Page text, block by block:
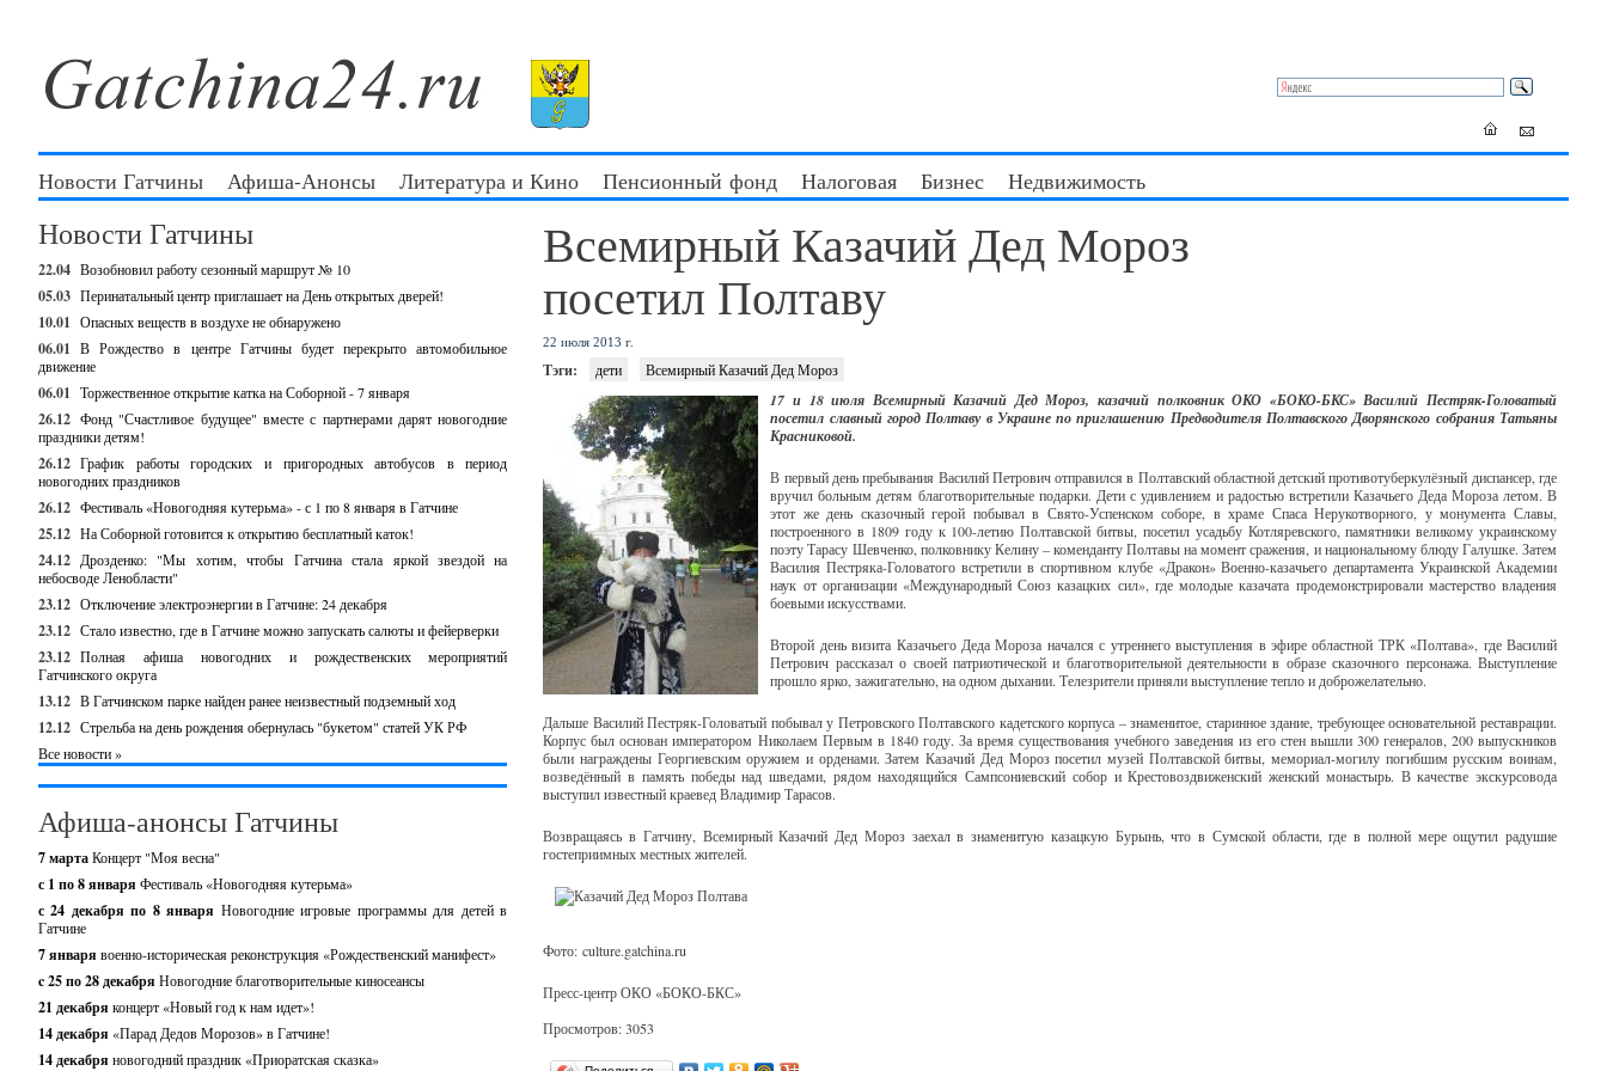
Новости Гатчины Афиша-Анонсы Литература и Кино Пенсионный фонд Налоговая Бизнес Недвижимость
Новости Гатчины
22.04 Возобновил работу сезонный маршрут № 10
05.03 Перинатальный центр приглашает на День открытых дверей!
10.01 Опасных веществ в воздухе не обнаружено
06.01 В Рождество в центре Гатчины будет перекрыто автомобильное
движение
06.01 Торжественное открытие катка на Соборной - 7 января
26.12 Фонд "Счастливое будущее" вместе с партнерами дарят новогодние
праздники детям!
26.12 График работы городских и пригородных автобусов в период
новогодних праздников
26.12 Фестиваль «Новогодняя кутерьма» - с 1 по 8 января в Гатчине
25.12 На Соборной готовится к открытию бесплатный каток!
24.12 Дрозденко: "Мы хотим, чтобы Гатчина стала яркой звездой на
небосводе Ленобласти"
23.12 Отключение электроэнергии в Гатчине: 24 декабря
23.12 Стало известно, где в Гатчине можно запускать салюты и фейерверки
23.12 Полная афиша новогодних и рождественских мероприятий
Гатчинского округа
13.12 В Гатчинском парке найден ранее неизвестный подземный ход
12.12 Стрельба на день рождения обернулась "букетом" статей УК РФ
Все новости »
Афиша-анонсы Гатчины
7 мартаКонцерт "Моя весна"
с 1 по 8 января Фестиваль «Новогодняя кутерьма»
с 24 декабря по 8 января Новогодние игровые программы для детей в
Гатчине
7 января военно-историческая реконструкция «Рождественский манифест»
c 25 по 28 декабря Новогодние благотворительные киносеансы
21 декабря концерт «Новый год к нам идет»!
14 декабря «Парад Дедов Морозов» в Гатчине!
14 декабря новогодний праздник «Приоратская сказка»
Всемирный Казачий Дед Мороз
посетил Полтаву
22 июля 2013 г.
Тэги: дети Всемирный Казачий Дед Мороз
17 и 18 июля Всемирный Казачий Дед Мороз, казачий полковник ОКО «БОКО-БКС» Василий Пестряк-Головатый
посетил славный город Полтаву в Украине по приглашению Предводителя Полтавского Дворянского собрания Татьяны
Красниковой.
В первый день пребывания Василий Петрович отправился в Полтавский областной детский противотуберкулёзный диспансер, где
вручил больным детям благотворительные подарки. Дети с удивлением и радостью встретили Казачьего Деда Мороза летом. В
этот же день сказочный герой побывал в Свято-Успенском соборе, в храме Спаса Нерукотворного, у монумента Славы,
построенного в 1809 году к 100-летию Полтавской битвы, посетил усадьбу Котляревского, памятники великому украинскому
поэту Тарасу Шевченко, полковнику Келину – коменданту Полтавы на момент сражения, и национальному блюду Галушке. Затем
Василия Пестряка-Головатого встретили в спортивном клубе «Дракон» Военно-казачьего департамента Украинской Академии
наук от организации «Международный Союз казацких сил», где молодые казачата продемонстрировали мастерство владения
боевыми искусствами.
Второй день визита Казачьего Деда Мороза начался с утреннего выступления в эфире областной ТРК «Полтава», где Василий
Петрович рассказал о своей патриотической и благотворительной деятельности в образе сказочного персонажа. Выступление
прошло ярко, зажигательно, на одном дыхании. Телезрители приняли выступление тепло и доброжелательно.
Дальше Василий Пестряк-Головатый побывал у Петровского Полтавского кадетского корпуса – знаменитое, старинное здание, требующее основательной реставрации.
Корпус был основан императором Николаем Первым в 1840 году. За время существования учебного заведения из его стен вышли 300 генералов, 200 выпускников
были награждены Георгиевским оружием и орденами. Затем Казачий Дед Мороз посетил музей Полтавской битвы, мемориал-могилу погибшим русским воинам,
возведённый в память победы над шведами, рядом находящийся Сампсониевский собор и Крестовоздвиженский женский монастырь. В качестве экскурсовода
выступил известный краевед Владимир Тарасов.
Возвращаясь в Гатчину, Всемирный Казачий Дед Мороз заехал в знаменитую казацкую Бурынь, что в Сумской области, где в полной мере ощутил радушие
гостеприимных местных жителей.
Фото: culture.gatchina.ru
Пресс-центр ОКО «БОКО-БКС»
Просмотров: 3053